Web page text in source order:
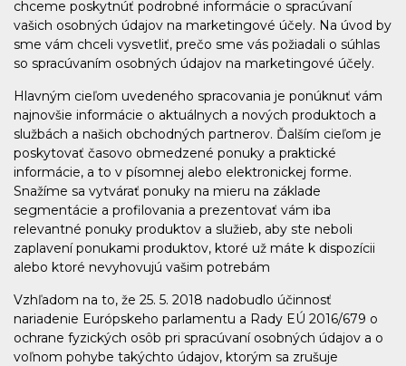
chceme poskytnúť podrobné informácie o spracúvaní
vašich osobných údajov na marketingové účely. Na úvod by
sme vám chceli vysvetliť, prečo sme vás požiadali o súhlas
so spracúvaním osobných údajov na marketingové účely.
Hlavným cieľom uvedeného spracovania je ponúknuť vám
najnovšie informácie o aktuálnych a nových produktoch a
službách a našich obchodných partnerov. Ďalším cieľom je
poskytovať časovo obmedzené ponuky a praktické
informácie, a to v písomnej alebo elektronickej forme.
Snažíme sa vytvárať ponuky na mieru na základe
segmentácie a profilovania a prezentovať vám iba
relevantné ponuky produktov a služieb, aby ste neboli
zaplavení ponukami produktov, ktoré už máte k dispozícii
alebo ktoré nevyhovujú vašim potrebám
Vzhľadom na to, že 25. 5. 2018 nadobudlo účinnosť
nariadenie Európskeho parlamentu a Rady EÚ 2016/679 o
ochrane fyzických osôb pri spracúvaní osobných údajov a o
voľnom pohybe takýchto údajov, ktorým sa zrušuje